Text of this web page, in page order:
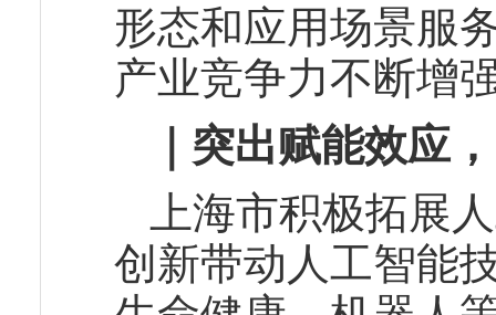
形态和应用场景服
产业竞争力不断增
｜突出赋能效应
上海市积极拓展
创新带动人工智能